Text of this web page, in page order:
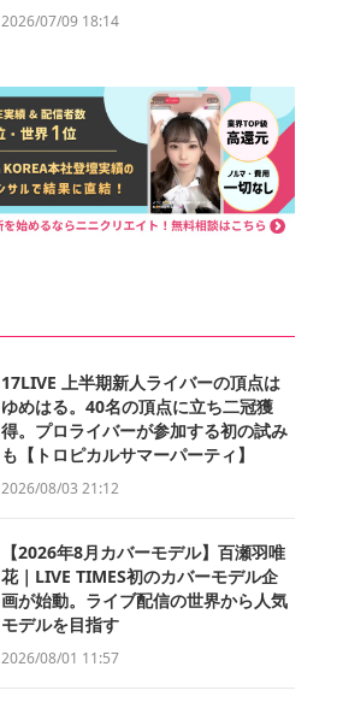
2026/07/09 18:14
17LIVE 上半期新人ライバーの頂点は
ゆめはる。40名の頂点に立ち二冠獲
得。プロライバーが参加する初の試み
も【トロピカルサマーパーティ】
2026/08/03 21:12
【2026年8月カバーモデル】百瀬羽唯
花｜LIVE TIMES初のカバーモデル企
画が始動。ライブ配信の世界から人気
モデルを目指す
2026/08/01 11:57